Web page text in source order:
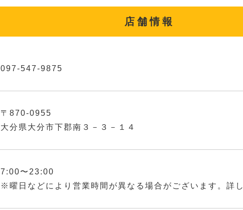
店舗情報
097-547-9875
〒870-0955
大分県大分市下郡南３－３－１４
7:00〜23:00
※曜日などにより営業時間が異なる場合がございます。詳